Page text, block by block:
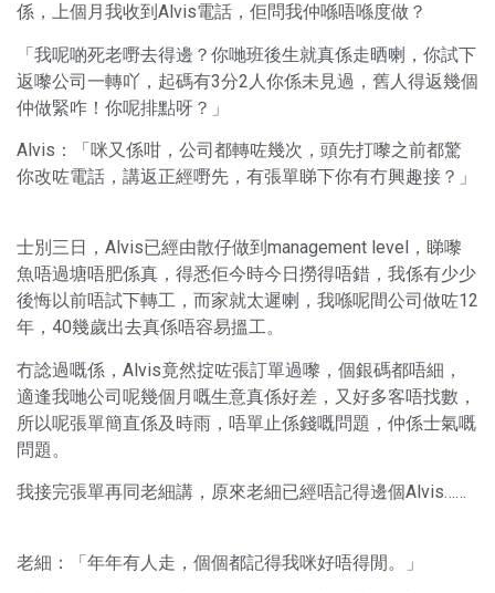
係，上個月我收到Alvis電話，佢問我仲喺唔喺度做？
「我呢啲死老嘢去得邊？你哋班後生就真係走晒喇，你試下
返嚟公司一轉吖，起碼有3分2人你係未見過，舊人得返幾個
仲做緊咋！你呢排點呀？」
Alvis：「咪又係咁，公司都轉咗幾次，頭先打嚟之前都驚
你改咗電話，講返正經嘢先，有張單睇下你有冇興趣接？」
士別三日，Alvis已經由散仔做到management level，睇嚟
魚唔過塘唔肥係真，得悉佢今時今日撈得唔錯，我係有少少
後悔以前唔試下轉工，而家就太遲喇，我喺呢間公司做咗12
年，40幾歲出去真係唔容易搵工。
冇諗過嘅係，Alvis竟然掟咗張訂單過嚟，個銀碼都唔細，
適逢我哋公司呢幾個月嘅生意真係好差，又好多客唔找數，
所以呢張單簡直係及時雨，唔單止係錢嘅問題，仲係士氣嘅
問題。
我接完張單再同老細講，原來老細已經唔記得邊個Alvis……
老細：「年年有人走，個個都記得我咪好唔得閒。」